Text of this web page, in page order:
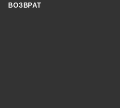
ВОЗВРАТ